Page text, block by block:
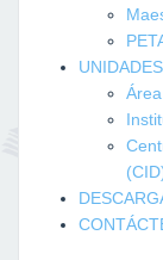
UNIDADES